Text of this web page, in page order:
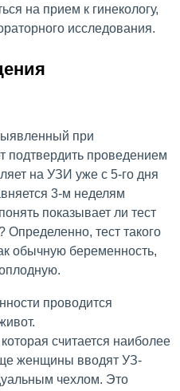
на прием к гинекологу,
исследования.
при
подтвердить проведением
на УЗИ уже с 5-го дня
3-м неделям
показывает ли тест
тест такого
обычную беременность,
проводится
считается наиболее
женщины вводят УЗ-
чехлом. Это